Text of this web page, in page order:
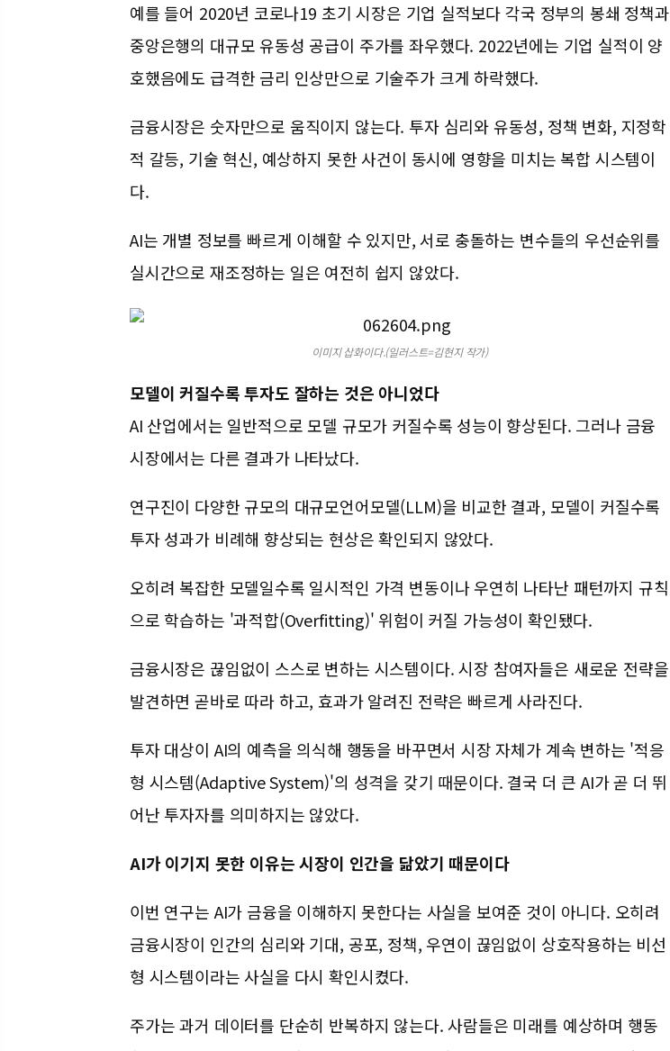
예를 들어 2020년 코로나19 초기 시장은 기업 실적보다 각국 정부의 봉쇄 정책과
중앙은행의 대규모 유동성 공급이 주가를 좌우했다. 2022년에는 기업 실적이 양
호했음에도 급격한 금리 인상만으로 기술주가 크게 하락했다.
금융시장은 숫자만으로 움직이지 않는다. 투자 심리와 유동성, 정책 변화, 지정학
적 갈등, 기술 혁신, 예상하지 못한 사건이 동시에 영향을 미치는 복합 시스템이
다.
AI는 개별 정보를 빠르게 이해할 수 있지만, 서로 충돌하는 변수들의 우선순위를
실시간으로 재조정하는 일은 여전히 쉽지 않았다.
이미지 삽화이다.(일러스트=김현지 작가)
모델이 커질수록 투자도 잘하는 것은 아니었다
AI 산업에서는 일반적으로 모델 규모가 커질수록 성능이 향상된다. 그러나 금융
시장에서는 다른 결과가 나타났다.
연구진이 다양한 규모의 대규모언어모델(LLM)을 비교한 결과, 모델이 커질수록
투자 성과가 비례해 향상되는 현상은 확인되지 않았다.
오히려 복잡한 모델일수록 일시적인 가격 변동이나 우연히 나타난 패턴까지 규칙
으로 학습하는 '과적합(Overfitting)' 위험이 커질 가능성이 확인됐다.
금융시장은 끊임없이 스스로 변하는 시스템이다.시장 참여자들은 새로운 전략을
발견하면 곧바로 따라 하고, 효과가 알려진 전략은 빠르게 사라진다.
투자 대상이 AI의 예측을 의식해 행동을 바꾸면서 시장 자체가 계속 변하는 '적응
형 시스템(Adaptive System)'의 성격을 갖기 때문이다. 결국 더 큰 AI가 곧 더 뛰
어난 투자자를 의미하지는 않았다.
AI가 이기지 못한 이유는 시장이 인간을 닮았기 때문이다
이번 연구는 AI가 금융을 이해하지 못한다는 사실을 보여준 것이 아니다. 오히려
금융시장이 인간의 심리와 기대, 공포, 정책, 우연이 끊임없이 상호작용하는 비선
형 시스템이라는 사실을 다시 확인시켰다.
주가는 과거 데이터를 단순히 반복하지 않는다.사람들은 미래를 예상하며 행동